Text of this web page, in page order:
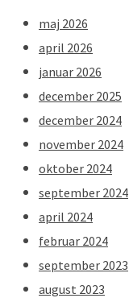
maj 2026
april 2026
januar 2026
december 2025
december 2024
november 2024
oktober 2024
september 2024
april 2024
februar 2024
september 2023
august 2023